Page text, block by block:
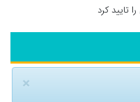
تایید کرد
×